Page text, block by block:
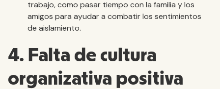
trabajo, como pasar tiempo con la familia y los
amigos para ayudar a combatir los sentimientos
de aislamiento.
4. Falta de cultura
organizativa positiva